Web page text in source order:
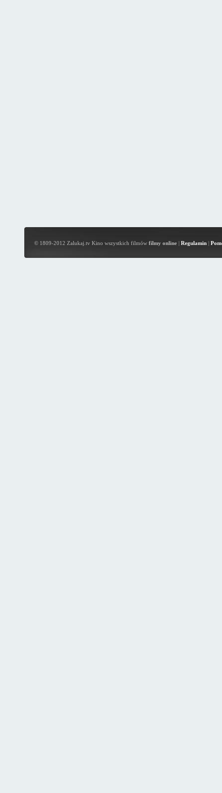
© 1809-2012 Zalukaj.tv Kino wszystkich filmów filmy online| Regulamin|